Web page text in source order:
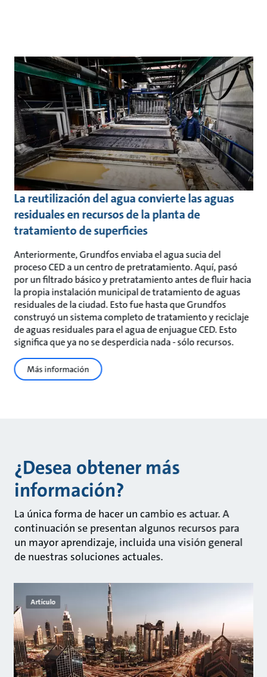
La reutilización del agua convierte las aguas
residuales en recursos de la planta de
tratamiento de superficies
Anteriormente, Grundfos enviaba el agua sucia del
proceso CED a un centro de pretratamiento. Aquí, pasó
por un filtrado básico y pretratamiento antes de fluir hacia
la propia instalación municipal de tratamiento de aguas
residuales de la ciudad. Esto fue hasta que Grundfos
construyó un sistema completo de tratamiento y reciclaje
de aguas residuales para el agua de enjuague CED. Esto
significa que ya no se desperdicia nada - sólo recursos.
Más información
¿Desea obtener más
información?
La única forma de hacer un cambio es actuar. A
continuación se presentan algunos recursos para
un mayor aprendizaje, incluida una visión general
de nuestras soluciones actuales.
Artículo